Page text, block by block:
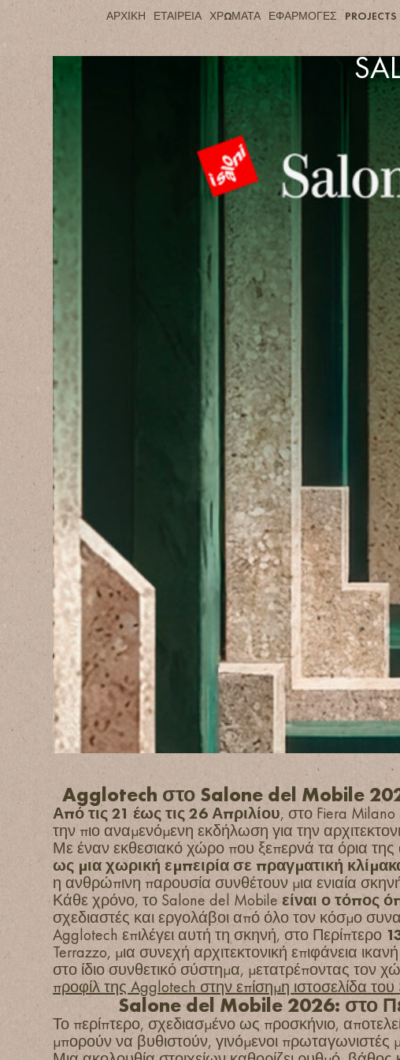
ΑΡΧΙΚΗ ΕΤΑΙΡΕΙΑ ΧΡΩΜΑΤΑ ΕΦΑΡΜΟΓΕΣ PROJECTS
Agglotech στο Salone del Mobile
Από τις 21 έως τις 26 Απριλίου, στο Fiera
την πιο αναμενόμενη εκδήλωση για την
Με έναν εκθεσιακό χώρο που ξεπερνά τα όρια
ως μια χωρική εμπειρία σε πραγματική
η ανθρώπινη παρουσία συνθέτουν μια ενιαία
Κάθε χρόνο, το Salone del Mobileείναι ο τόπος
σχεδιαστές και εργολάβοι από όλο τον κόσμο
Agglotech επιλέγει αυτή τη σκηνή, στο Περίπτερο
Terrazzo, μια συνεχή αρχιτεκτονική επιφάνεια
στο ίδιο συνθετικό σύστημα, μετατρέποντας τον
προφίλ της Agglotech στην επίσημη ιστοσελίδα
Salone del Mobile 2026: στο
Το περίπτερο, σχεδιασμένο ως προσκήνιο,
μπορούν να βυθιστούν, γινόμενοι πρωταγωνιστές